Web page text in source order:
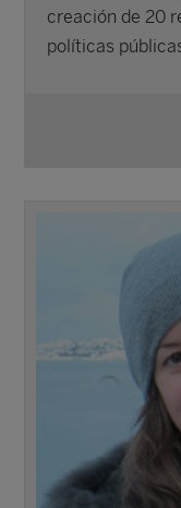
creación de 20
políticas